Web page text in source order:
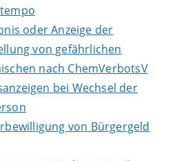
oder Anzeige der
von gefährlichen
nach ChemVerbotsV
bei Wechsel der
von Bürgergeld